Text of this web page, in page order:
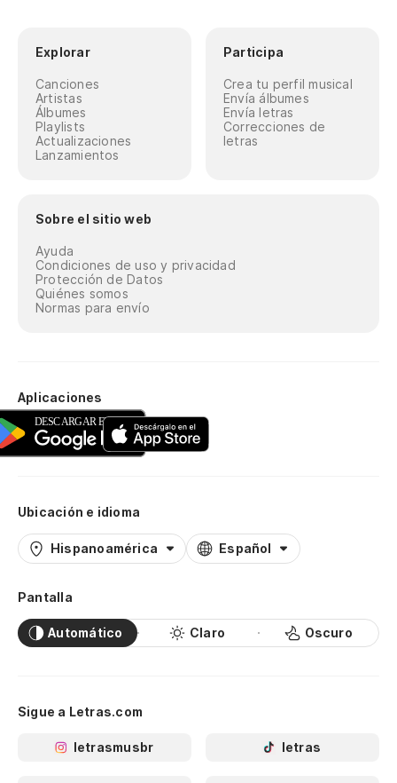
Explorar
Canciones
Artistas
Álbumes
Playlists
Actualizaciones
Lanzamientos
Participa
Crea tu perfil musical
Envía álbumes
Envía letras
Correcciones de
letras
Sobre el sitio web
Ayuda
Condiciones de uso y privacidad
Protección de Datos
Quiénes somos
Normas para envío
Aplicaciones
Ubicación e idioma
Hispanoamérica Español
Pantalla
Automático Claro Oscuro
Sigue a Letras.com
letrasmusbr letras